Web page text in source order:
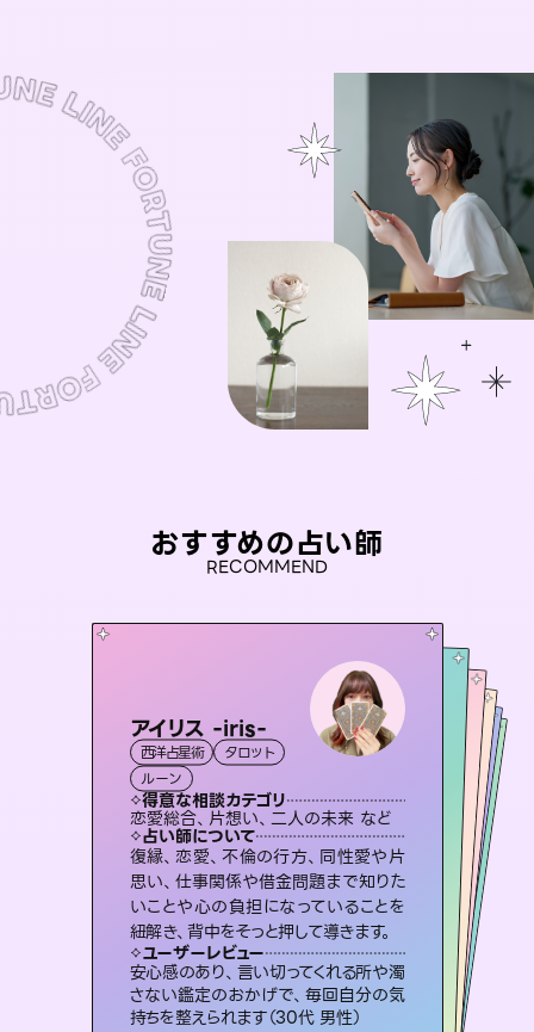
おすすめの占い師
RECOMMEND
アイリス -iris-
西洋占星術
タロット
ルーン
得意な相談カテゴリ
恋愛総合、片想い、二人の未来 など
占い師について
復縁、恋愛、不倫の行方、同性愛や片
思い、仕事関係や借金問題まで知りた
いことや心の負担になっていることを
紐解き、背中をそっと押して導きます。
ユーザーレビュー
安心感のあり、言い切ってくれる所や濁
さない鑑定のおかげで、毎回自分の気
持ちを整えられます（30代 男性）
彗望（すいぼう）
霊視・オーラ 透視
スピリチュアル・リーディング
得意な相談カテゴリ
片想い、あの人の気持ち、復縁 など
占い師について
3,700年以上の歴史を持つ東洋最古の
占術「易占」で詳細まで占い、幸せへ向
かう道筋を示します。厳しい結果にも具
体的な対策をお伝えします。
ユーザーレビュー
複雑な背景もしっかり聞いて鑑定して
いただけました。気持ちが楽になりまし
た（50代 女性）
桃源珠羽（ とうげんみう）
霊視・オーラ
スピリチュアル・リーディング
得意な相談カテゴリ
片想い、あの人の気持ち、復縁 など
占い師について
恋愛のお悩みの中でも特に「曖昧な関
係」の相談を得意としており、友達以上
恋人未満なお相手との今後や本音を丁
寧に読み解き恋愛成就へと導きます。
ユーザーレビュー
鑑定していただいてアドバイス通りに行
動すると仲が復活してきました。ありが
とうございました（40代 女性）
おう 霊感オラクル
霊視・オーラ
オラクルカード
得意な相談カテゴリ
恋愛総合、あの人の気持ち など
占い師について
霊視×オラクルカードを使って「今」と「未来」そして「気になるあの人の気持ち」まで丁寧に読み解き、恋や人生のヒントを優しく引き出します。
ユーザーレビュー
不安な気持ちが嘘みたいに晴れまし
た…！よく視えていらっしゃるんだなと
感じました（40代 女性）
未来視師＊花
スピリチュアル・リーディング
得意な相談カテゴリ
出逢い、片想い、復縁 など
占い師について
未来には何パターンもの選択肢があり
ます。不安で視えにくくなっているあな
たの素敵な未来を見つけ、その未来を
選択できるようアドバイスします。
ユーザーレビュー
職場の人の性質や人間関係、本心など
本当によく視えていてびっくり。対策が
打てて前向きになれます（40代）
セラピスト理恵
霊視・オーラ タロット
スピリチュアル・リーディング
得意な相談カテゴリ
片想い、二人の未来、年の差 など
占い師について
連絡再開、復縁、成就などの報告実績
多数。セラピストとして2万超の施術経
験があるからこそできる鑑定で、より良
い未来をサポートします。
ユーザーレビュー
とても心温まる鑑定でした。しかもこち
らは何も言っていないのに視えていらっ
しゃるんだなと驚きです（30代女性）